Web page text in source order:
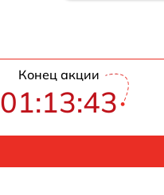
Конец акции
01:13:42